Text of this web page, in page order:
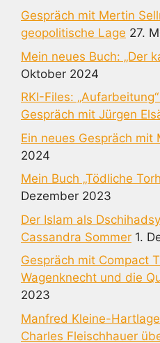
Gespräch mit Mertin
geopolitische Lage 27.
Mein neues Buch: „Der
Oktober 2024
RKI-Files:
Gespräch mit Jürgen
Ein neues Gespräch mit
2024
Mein Buch „Tödliche
Dezember 2023
Der Islam als
Cassandra Sommer 1.
Gespräch mit Compact
Wagenknecht und die
2023
Manfred Kleine-
Charles Fleischhauer